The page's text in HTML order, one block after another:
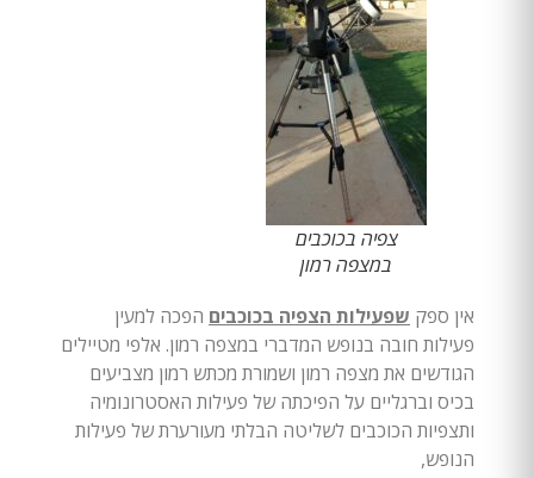
צפיה בכוכבים
במצפה רמון
אין ספק שפעילות הצפיה בכוכבים הפכה למעין
פעילות חובה בנופש המדברי במצפה רמון. אלפי מטיילים
הגודשים את מצפה רמון ושמורת מכתש רמון מצביעים
בכיס וברגליים על הפיכתה של פעילות האסטרונומיה
ותצפיות הכוכבים לשליטה הבלתי מעורערת של פעילות
הנופש,